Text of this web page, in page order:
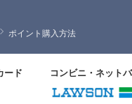
ポイント購入方法
ード コンビニ・ネット